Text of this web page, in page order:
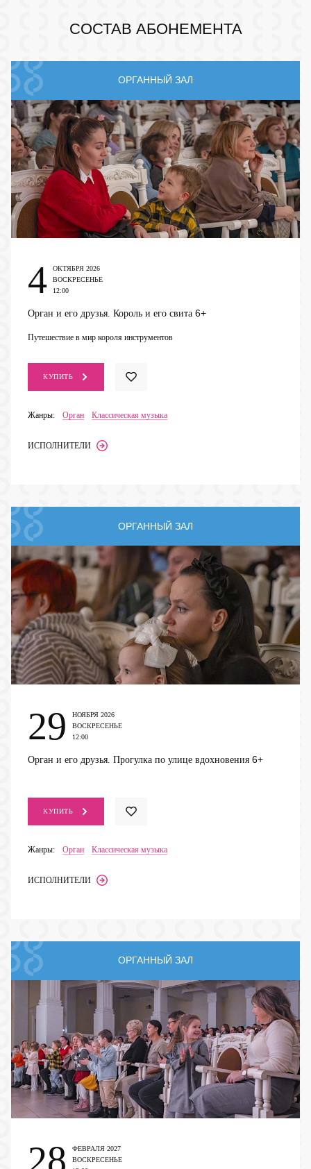
СОСТАВ АБОНЕМЕНТА
ОРГАННЫЙ ЗАЛ
4
ОКТЯБРЯ 2026
ВОСКРЕСЕНЬЕ
12:00
КУПИТЬ
Орган и его друзья. Король и его свита 6+
Путешествие в мир короля инструментов
Жанры: Орган Классическая музыка
ИСПОЛНИТЕЛИ
ОРГАННЫЙ ЗАЛ
29
НОЯБРЯ 2026
ВОСКРЕСЕНЬЕ
12:00
КУПИТЬ
Орган и его друзья. Прогулка по улице вдохновения 6+
Жанры: Орган Классическая музыка
ИСПОЛНИТЕЛИ
ОРГАННЫЙ ЗАЛ
28
ФЕВРАЛЯ 2027
ВОСКРЕСЕНЬЕ